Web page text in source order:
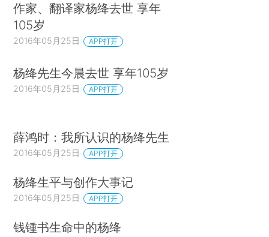
作家、翻译家杨绛去世 享年
105岁
2016年05月25日 APP打开
杨绛先生今晨去世 享年105岁
2016年05月25日 APP打开
薛鸿时：我所认识的杨绛先生
2016年05月25日 APP打开
杨绛生平与创作大事记
2016年05月25日 APP打开
钱锺书生命中的杨绛